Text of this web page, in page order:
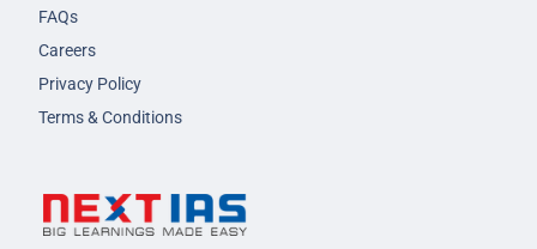
FAQs
Careers
Privacy Policy
Terms & Conditions